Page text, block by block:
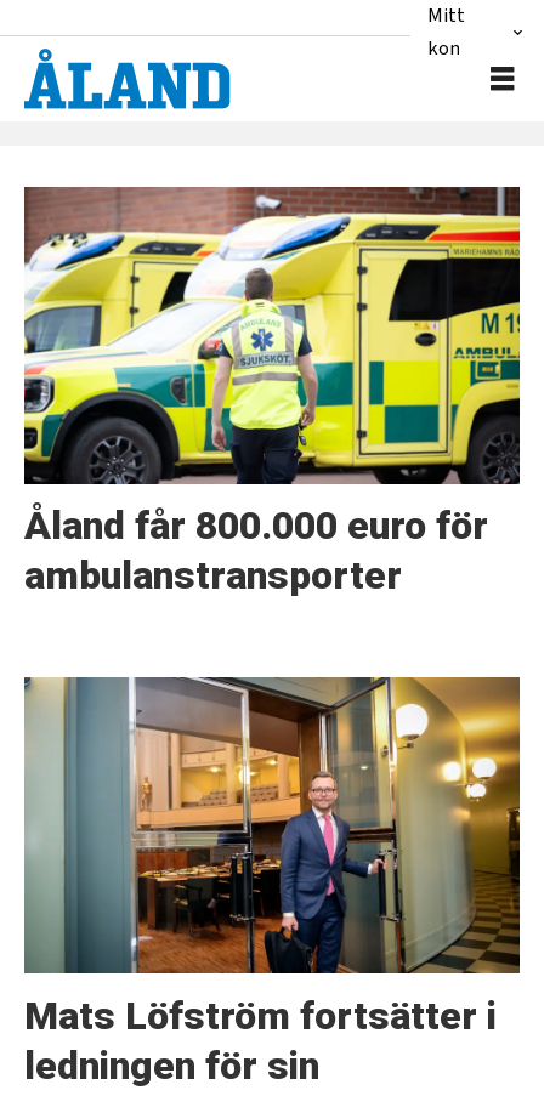
Mitt
konto
Tag:
mats
löfström
Åland får 800.000 euro för
ambulanstransporter
Mats Löfström fortsätter i
ledningen för sin